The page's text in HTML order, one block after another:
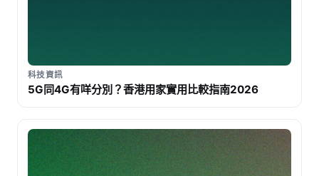
科技資訊
5G同4G有咩分別？香港用家實用比較指南2026